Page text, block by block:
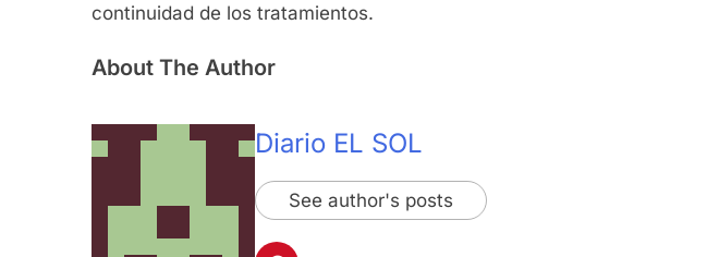
continuidad de los tratamientos.
About The Author
Diario EL SOL
See author's posts